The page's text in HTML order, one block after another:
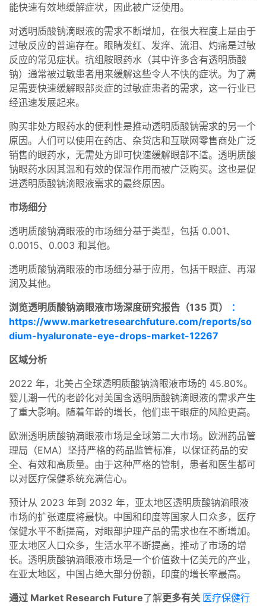
能快速有效地缓解症状，因此被广泛使用。
对透明质酸钠滴眼液的需求不断增加，在很大程度上是由于
过敏反应的普遍存在。眼睛发红、发痒、流泪、灼痛是过敏
反应的常见症状。抗组胺眼药水（其中许多含有透明质酸
钠）通常被过敏患者用来缓解这些令人不快的症状。为了满
足需要快速缓解眼部炎症的过敏症患者的需求，这一行业已
经迅速发展起来。
购买非处方眼药水的便利性是推动透明质酸钠需求的另一个
原因。人们可以使用在药店、杂货店和互联网零售商处广泛
销售的眼药水，无需处方即可快速缓解眼部不适。透明质酸
钠眼药水因其温和有效的保湿作用而被广泛购买。这也是促
进透明质酸钠滴眼液需求的最终原因。
市场细分
透明质酸钠滴眼液的市场细分基于类型，包括 0.001、
0.0015、0.003 和其他。
透明质酸钠滴眼液的市场细分基于应用，包括干眼症、再湿
润及其他。
浏览透明质酸钠滴眼液市场深度研究报告（135 页）
：
https://www.marketresearchfuture.com/reports/so
dium-hyaluronate-eye-drops-market-12267
区域分析
2022 年，北美占全球透明质酸钠滴眼液市场的 45.80%。
婴儿潮一代的老龄化对美国含透明质酸钠滴眼液的需求产生
了重大影响。随着年龄的增长，他们患干眼症的风险更高。
欧洲透明质酸钠滴眼液市场是全球第二大市场。欧洲药品管
理局（EMA）坚持严格的药品监管标准，以保证药品的安
全、有效和高质量。由于这种严格的管制，患者和医生都可
以对医疗保健系统充满信心。
预计从 2023 年到 2032 年，亚太地区透明质酸钠滴眼液
市场的扩张速度将最快。中国和印度等国家人口众多，医疗
保健水平不断提高，对眼部护理产品的需求也在不断增加。
亚太地区人口众多，生活水平不断提高，推动了市场的增
长。透明质酸钠滴眼液市场是一个价值数十亿美元的产业，
在亚太地区，中国占绝大部分份额，印度的增长率最高。
通过 Market Research Future了解更多有关 医疗保健行